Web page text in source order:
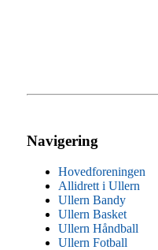
Navigering
Hovedforeningen
Allidrett i Ullern
Ullern Bandy
Ullern Basket
Ullern Håndball
Ullern Fotball